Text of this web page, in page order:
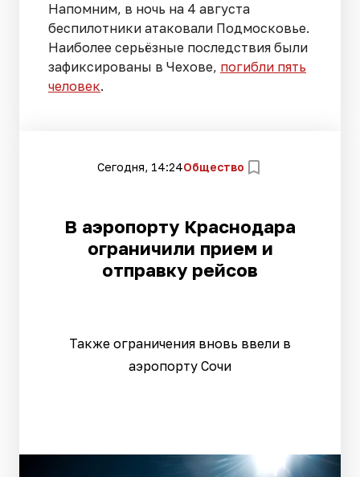
Напомним, в ночь на 4 августа
беспилотники атаковали Подмосковье.
Наиболее серьёзные последствия были
зафиксированы в Чехове, погибли пять
человек.
Сегодня, 14:24Общество
В аэропорту Краснодара
ограничили прием и
отправку рейсов
Также ограничения вновь ввели в
аэропорту Сочи